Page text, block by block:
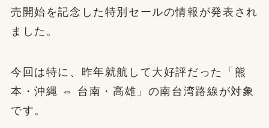
売開始を記念した特別セールの情報が発表され
ました。
今回は特に、昨年就航して大好評だった「熊
本・沖縄 ⇔ 台南・高雄」の南台湾路線が対象
です。